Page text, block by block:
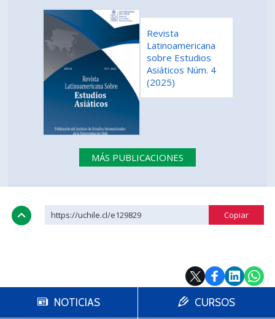
Revista
Latinoamericana
sobre Estudios
Asiáticos Núm. 4
(2025)
MÁS PUBLICACIONES
https://uchile.cl/e129829
NOTICIAS CURSOS